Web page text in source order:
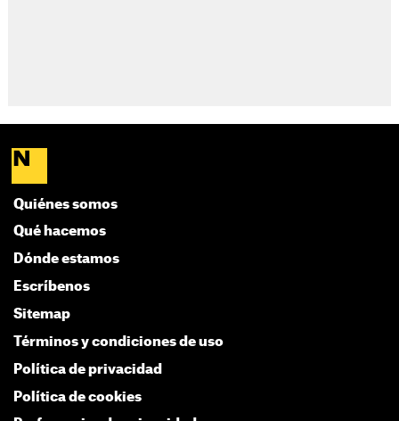
Quiénes somos
Qué hacemos
Dónde estamos
Escríbenos
Sitemap
Términos y condiciones de uso
Política de privacidad
Política de cookies